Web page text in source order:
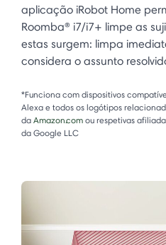
aplicação iRobot Home
Roomba® i7/i7+ limpe as
estas surgem: limpa
considera o assunto
*Funciona com dispositivos
Alexa e todos os logótipos
da Amazon.com ou respetivas
da Google LLC